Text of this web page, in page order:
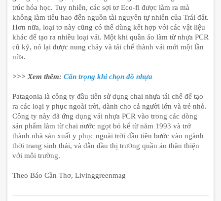
trúc hóa học. Tuy nhiên, các sợi tơ Eco-fi được làm ra mà
không làm tiêu hao đến nguồn tài nguyên tự nhiên của Trái đất.
Hơn nữa, loại tơ này cũng có thể dùng kết hợp với các vật liệu
khác để tạo ra nhiều loại vải. Một khi quần áo làm từ nhựa PCR
cũ kỹ, nó lại được nung chảy và tái chế thành vải mới một lần
nữa.
>>> Xem thêm: Cẩn trọng khi chọn đồ nhựa
Patagonia là công ty đầu tiên sử dụng chai nhựa tái chế để tạo
ra các loại y phục ngoài trời, dành cho cả người lớn và trẻ nhỏ.
Công ty này đã ứng dụng vải nhựa PCR vào trong các dòng
sản phẩm làm từ chai nước ngọt bỏ kể từ năm 1993 và trở
thành nhà sản xuất y phục ngoài trời đầu tiên bước vào ngành
thời trang sinh thái, và dẫn đầu thị trường quần áo thân thiện
với môi trường.
Theo Báo Cần Thơ, Livinggreenmag